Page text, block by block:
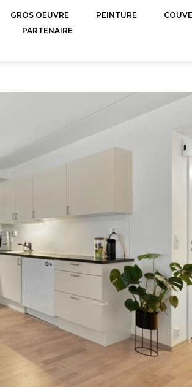
GROS OEUVRE PEINTURE
PARTENAIRE